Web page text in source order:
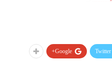
Twitter
Google+